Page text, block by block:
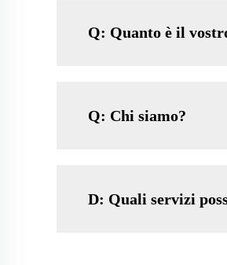
Q: Quanto è il
Q: Chi siamo?
D: Quali servizi